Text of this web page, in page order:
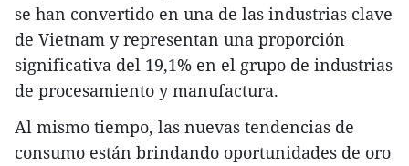
se han convertido en una de las industrias clave
de Vietnam y representan una proporción
significativa del 19,1% en el grupo de industrias
de procesamiento y manufactura.
Al mismo tiempo, las nuevas tendencias de
consumo están brindando oportunidades de oro